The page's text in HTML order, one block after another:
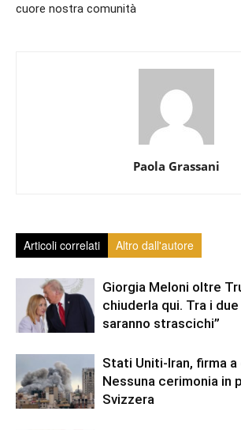
cuore nostra comunità
Paola Grassani
Articoli correlati Altro dall'autore
Giorgia Meloni oltre
chiuderla qui. Tra i
saranno strascichi”
Stati Uniti-Iran, firma a
Nessuna cerimonia in
Svizzera